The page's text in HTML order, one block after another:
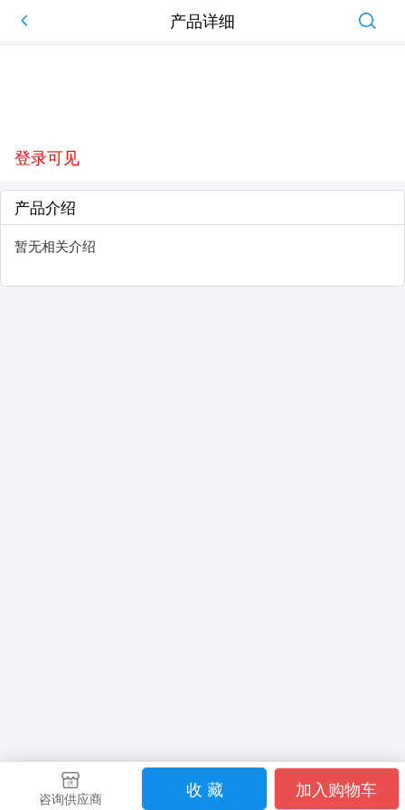
产品详细
登录可见
产品介绍
暂无相关介绍
咨询供应商 收 藏 加入购物车